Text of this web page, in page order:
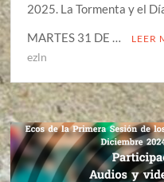
2025. La Tormenta y el
MARTES 31 DE …
LEER
ezln